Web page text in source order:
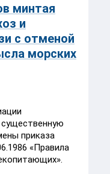
минтая
и
с отменой
морских
приказа
«Правила